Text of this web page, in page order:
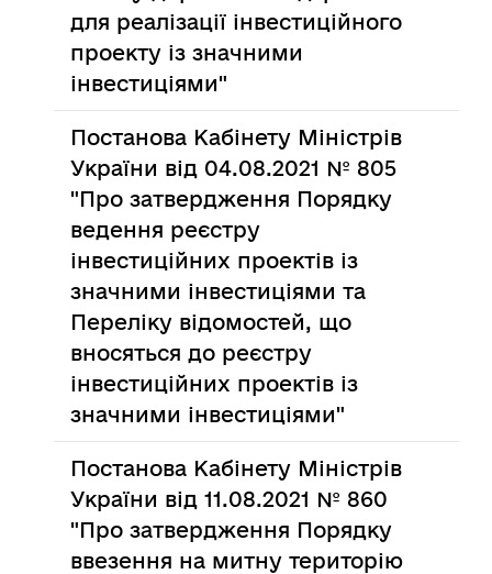
для реалізації інвестиційного
проекту із значними
інвестиціями"
Постанова Кабінету Міністрів
України від 04.08.2021 № 805
"Про затвердження Порядку
ведення реєстру
інвестиційних проектів із
значними інвестиціями та
Переліку відомостей, що
вносяться до реєстру
інвестиційних проектів із
значними інвестиціями"
Постанова Кабінету Міністрів
України від 11.08.2021 № 860
"Про затвердження Порядку
ввезення на митну територію